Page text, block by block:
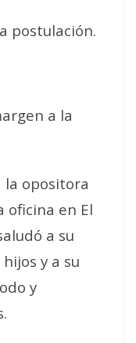
postulación.
a la
la opositora
oficina en El
a su
y a su
y